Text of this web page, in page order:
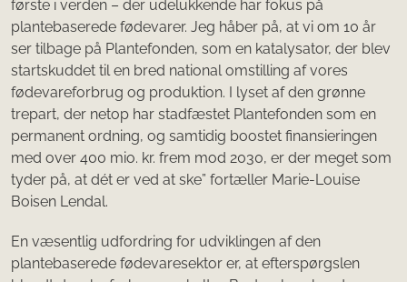
første i verden – der udelukkende har fokus på
plantebaserede fødevarer. Jeg håber på, at vi om 10 år
ser tilbage på Plantefonden, som en katalysator, der blev
startskuddet til en bred national omstilling af vores
fødevareforbrug og produktion. I lyset af den grønne
trepart, der netop har stadfæstet Plantefonden som en
permanent ordning, og samtidig boostet finansieringen
med over 400 mio. kr. frem mod 2030, er der meget som
tyder på, at dét er ved at ske” fortæller Marie-Louise
Boisen Lendal.
En væsentlig udfordring for udviklingen af den
plantebaserede fødevaresektor er, at efterspørgslen